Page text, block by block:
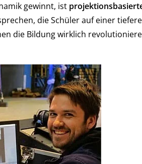
gewinnt, ist
die Schüler auf einer
die Bildung wirklich